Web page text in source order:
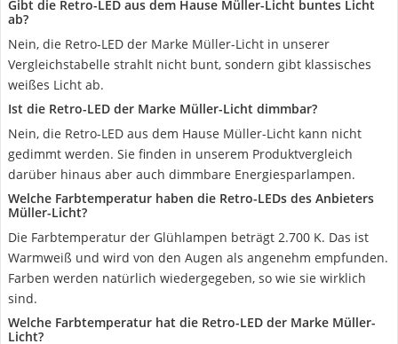
Gibt die Retro-LED aus dem Hause Müller-Licht buntes Licht
ab?
Nein, die Retro-LED der Marke Müller-Licht in unserer
Vergleichstabelle strahlt nicht bunt, sondern gibt klassisches
weißes Licht ab.
Ist die Retro-LED der Marke Müller-Licht dimmbar?
Nein, die Retro-LED aus dem Hause Müller-Licht kann nicht
gedimmt werden. Sie finden in unserem Produktvergleich
darüber hinaus aber auch dimmbare Energiesparlampen.
Welche Farbtemperatur haben die Retro-LEDs des Anbieters
Müller-Licht?
Die Farbtemperatur der Glühlampen beträgt 2.700 K. Das ist
Warmweiß und wird von den Augen als angenehm empfunden.
Farben werden natürlich wiedergegeben, so wie sie wirklich
sind.
Welche Farbtemperatur hat die Retro-LED der Marke Müller-
Licht?